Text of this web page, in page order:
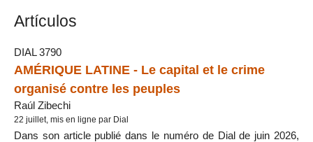
Artículos
DIAL 3790
AMÉRIQUE LATINE - Le capital et le crime
organisé contre les peuples
Raúl Zibechi
22 juillet, mis en ligne par Dial
Dans son article publié dans le numéro de Dial de juin 2026,